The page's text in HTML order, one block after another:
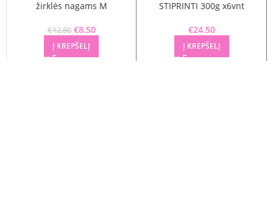
žirklės nagams M
€12.80 Original price was: €12.80.
€8.50Current price is: €8.50.
Į KREPŠELĮ
STIPRINTI 300g x6vnt
€24.50
Į KREPŠELĮ